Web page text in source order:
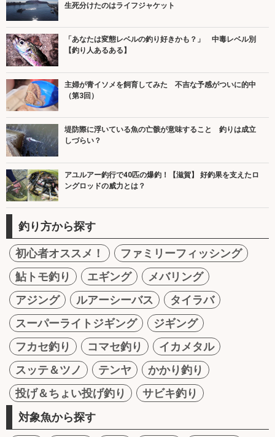
生死分けたのはライフジャケット
「あなたは変態レベルの釣り好きかも？」 中毒レベル別
【釣り人あるある】
主婦が青イソメを飼育してみた 不吉な予感がついに的中
（第3回）
堤防際に浮いている魚の亡骸が意味すること 釣りは成立
しづらい？
アユルアー釣行で40匹の爆釣！【滋賀】 好釣果を支えたロ
ングロッドの威力とは？
釣り方から探す
初心者オススメ！
ファミリーフィッシング
鮎トモ釣り
エギング
メバリング
アジング
ルアーシーバス
タイラバ
スーパーライトジギング
ジギング
フカセ釣り
コマセ釣り
イカメタル
スッテ＆ツノ
テンヤ
かかり釣り
投げ＆ちょい投げ釣り
サビキ釣り
対象魚から探す